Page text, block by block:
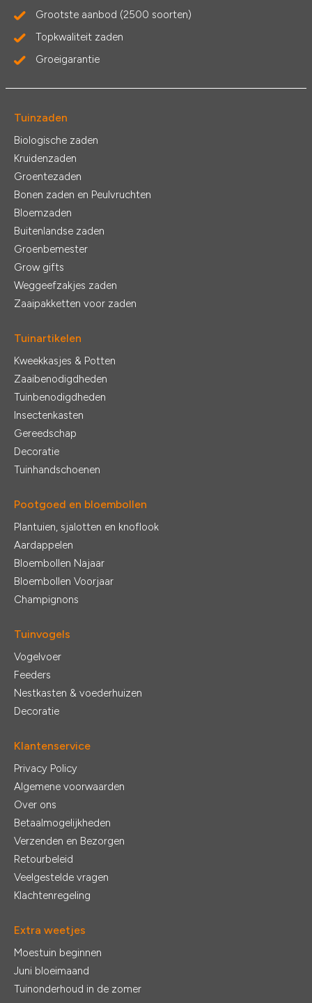
Grootste aanbod (2500 soorten)
Topkwaliteit zaden
Groeigarantie
Tuinzaden
Biologische zaden
Kruidenzaden
Groentezaden
Bonen zaden en Peulvruchten
Bloemzaden
Buitenlandse zaden
Groenbemester
Grow gifts
Weggeefzakjes zaden
Zaaipakketten voor zaden
Tuinartikelen
Kweekkasjes & Potten
Zaaibenodigdheden
Tuinbenodigdheden
Insectenkasten
Gereedschap
Decoratie
Tuinhandschoenen
Pootgoed en bloembollen
Plantuien, sjalotten en knoflook
Aardappelen
Bloembollen Najaar
Bloembollen Voorjaar
Champignons
Tuinvogels
Vogelvoer
Feeders
Nestkasten & voederhuizen
Decoratie
Klantenservice
Privacy Policy
Algemene voorwaarden
Over ons
Betaalmogelijkheden
Verzenden en Bezorgen
Retourbeleid
Veelgestelde vragen
Klachtenregeling
Extra weetjes
Moestuin beginnen
Juni bloeimaand
Tuinonderhoud in de zomer